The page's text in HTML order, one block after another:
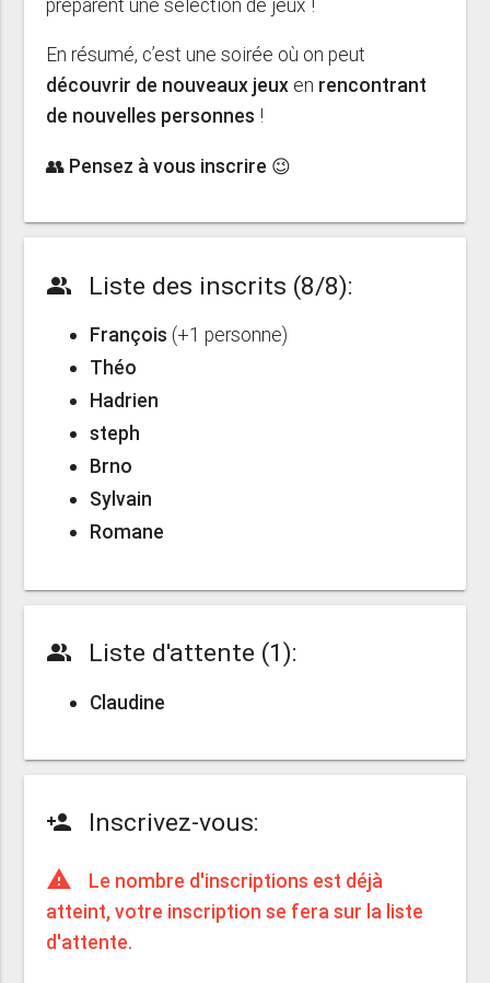
préparent une sélection de jeux !
En résumé, c’est une soirée où on peut
découvrir de nouveaux jeux en rencontrant
de nouvelles personnes !
👥 Pensez à vous inscrire 😉
people_alt Liste des inscrits (8/8):
François (+1 personne)
Théo
Hadrien
steph
Brno
Sylvain
Romane
people_alt Liste d'attente (1):
Claudine
person_add Inscrivez-vous:
warning
Le nombre d'inscriptions est déjà
atteint, votre inscription se fera sur la liste
d'attente.